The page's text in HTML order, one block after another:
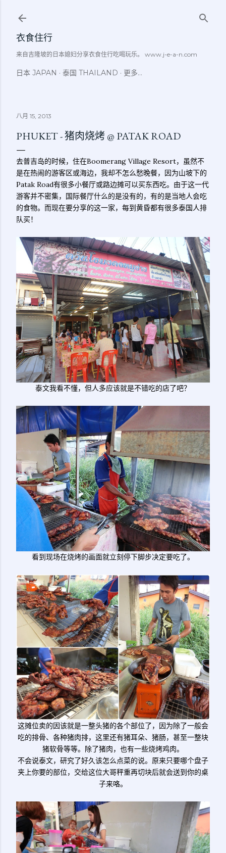
衣食住行
来自吉隆坡的日本媳妇分享衣食住行吃喝玩乐。 www.j-e-a-n.com
日本 JAPAN 泰国 THAILAND 更多…
八月 15, 2013
PHUKET - 猪肉烧烤 @ PATAK ROAD
去普吉岛的时候，住在Boomerang Village Resort，虽然不
是在热闹的游客区或海边，我却不怎么愁晚餐，因为山坡下的
Patak Road有很多小餐厅或路边摊可以买东西吃。由于这一代
游客并不密集，国际餐厅什么的是没有的，有的是当地人会吃
的食物。而现在要分享的这一家，每到黄昏都有很多泰国人排
队买！
泰文我看不懂，但人多应该就是不错吃的店了吧？
看到现场在烧烤的画面就立刻停下脚步决定要吃了。
这摊位卖的因该就是一整头猪的各个部位了，因为除了一般会
吃的排骨、各种猪肉排，这里还有猪耳朵、猪肠，甚至一整块
猪软骨等等。除了猪肉，也有一些烧烤鸡肉。
不会说泰文，研究了好久该怎么点菜的说。原来只要哪个盘子
夹上你要的部位，交给这位大哥秤重再切块后就会送到你的桌
子来咯。